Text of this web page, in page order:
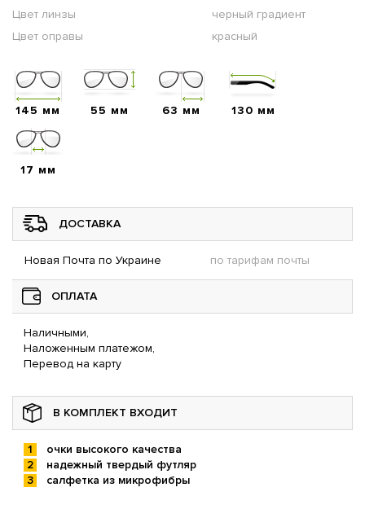
Цвет линзы
черный градиент
Цвет оправы
красный
145 мм 55 мм 63 мм 130 мм
17 мм
ДОСТАВКА
Новая Почта по Украине по тарифам почты
ОПЛАТА
Наличными,
Наложенным платежом,
Перевод на карту
В КОМПЛЕКТ ВХОДИТ
очки высокого качества
надежный твердый футляр
салфетка из микрофибры